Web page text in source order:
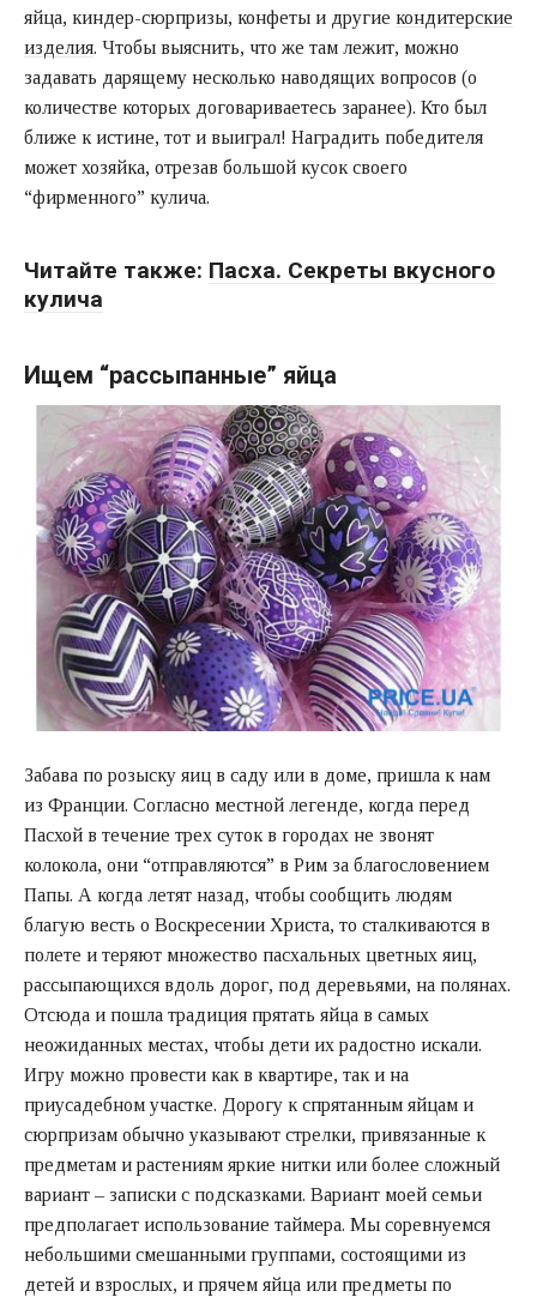
яйца, киндер-сюрпризы, конфеты и другие кондитерские
изделия. Чтобы выяснить, что же там лежит, можно
задавать дарящему несколько наводящих вопросов (о
количестве которых договариваетесь заранее). Кто был
ближе к истине, тот и выиграл! Наградить победителя
может хозяйка, отрезав большой кусок своего
“фирменного” кулича.
Читайте также: Пасха. Секреты вкусного
кулича
Ищем “рассыпанные” яйца
Забава по розыску яиц в саду или в доме, пришла к нам
из Франции. Согласно местной легенде, когда перед
Пасхой в течение трех суток в городах не звонят
колокола, они “отправляются” в Рим за благословением
Папы. А когда летят назад, чтобы сообщить людям
благую весть о Воскресении Христа, то сталкиваются в
полете и теряют множество пасхальных цветных яиц,
рассыпающихся вдоль дорог, под деревьями, на полянах.
Отсюда и пошла традиция прятать яйца в самых
неожиданных местах, чтобы дети их радостно искали.
Игру можно провести как в квартире, так и на
приусадебном участке. Дорогу к спрятанным яйцам и
сюрпризам обычно указывают стрелки, привязанные к
предметам и растениям яркие нитки или более сложный
вариант – записки с подсказками. Вариант моей семьи
предполагает использование таймера. Мы соревнуемся
небольшими смешанными группами, состоящими из
детей и взрослых, и прячем яйца или предметы по